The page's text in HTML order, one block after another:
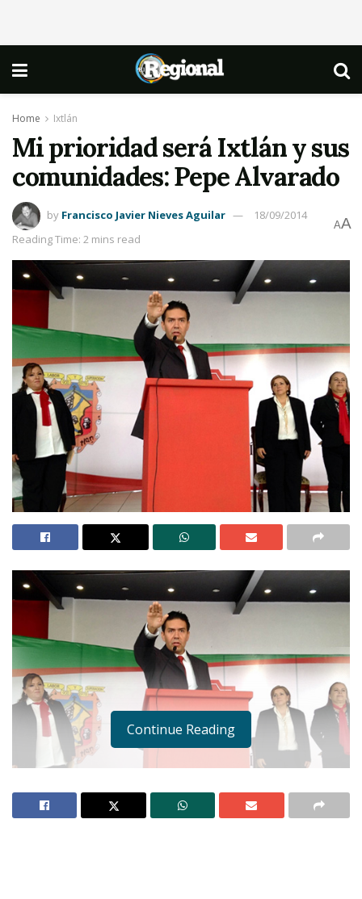
Home Ixtlán
Mi prioridad será Ixtlán y sus
comunidades: Pepe Alvarado
by Francisco Javier Nieves Aguilar
18/09/2014
Reading Time: 2 mins read
AA
Continue Reading